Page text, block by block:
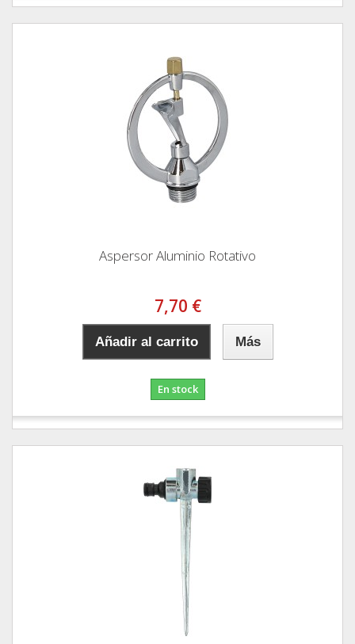
Aspersor Aluminio Rotativo
7,70 €
Añadir al carrito Más
En stock